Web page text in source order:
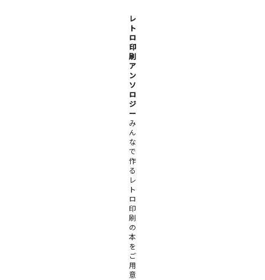
レ
ト
ロ
印
刷
ア
ン
ソ
ロ
ジ
ー
み
ん
な
で
作
る
レ
ト
ロ
印
刷
の
本
を
ご
用
意